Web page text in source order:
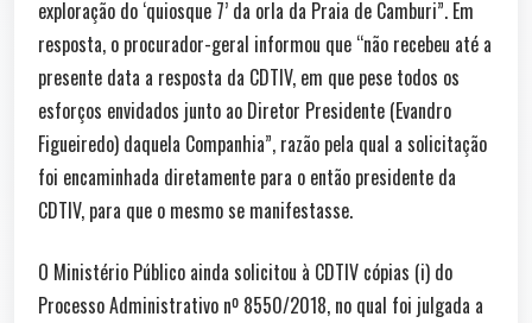
exploração do ‘quiosque 7’ da orla da Praia de Camburi”. Em
resposta, o procurador-geral informou que “não recebeu até a
presente data a resposta da CDTIV, em que pese todos os
esforços envidados junto ao Diretor Presidente (Evandro
Figueiredo) daquela Companhia”, razão pela qual a solicitação
foi encaminhada diretamente para o então presidente da
CDTIV, para que o mesmo se manifestasse.
O Ministério Público ainda solicitou à CDTIV cópias (i) do
Processo Administrativo nº 8550/2018, no qual foi julgada a